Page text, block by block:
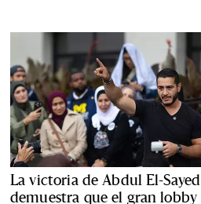
La victoria de Abdul El-Sayed
demuestra que el gran lobby